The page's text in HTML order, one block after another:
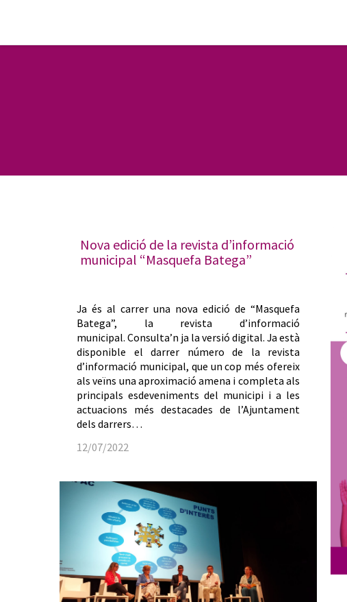
Nova edició de la revista d’informació
municipal “Masquefa Batega”
Ja és al carrer una nova edició de “Masquefa
Batega”, la revista d’informació
municipal. Consulta’n ja la versió digital. Ja està
disponible el darrer número de la revista
d’informació municipal, que un cop més ofereix
als veïns una aproximació amena i completa als
principals esdeveniments del municipi i a les
actuacions més destacades de l’Ajuntament
dels darrers…
12/07/2022